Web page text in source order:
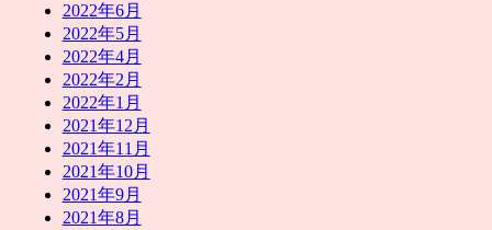
2022年6月
2022年5月
2022年4月
2022年2月
2022年1月
2021年12月
2021年11月
2021年10月
2021年9月
2021年8月